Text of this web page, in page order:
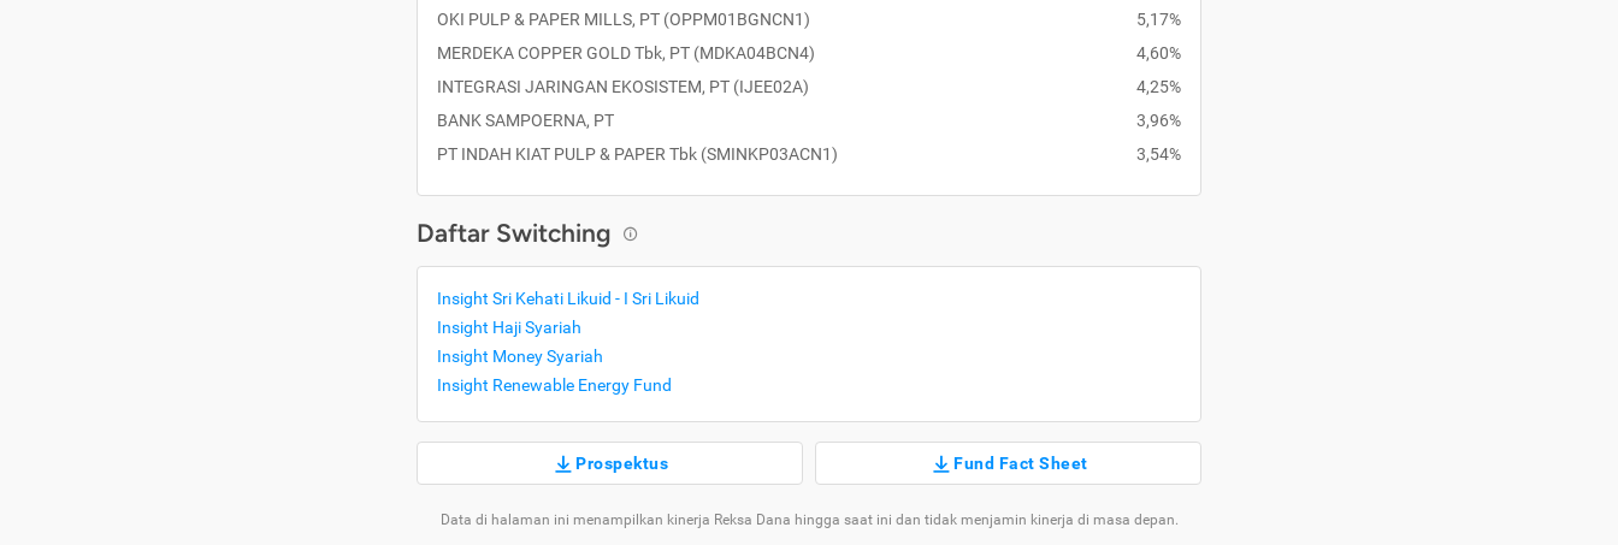
OKI PULP & PAPER MILLS, PT (OPPM01BGNCN1)
5,17%
MERDEKA COPPER GOLD Tbk, PT (MDKA04BCN4)
4,60%
INTEGRASI JARINGAN EKOSISTEM, PT (IJEE02A)
4,25%
BANK SAMPOERNA, PT
3,96%
PT INDAH KIAT PULP & PAPER Tbk (SMINKP03ACN1)
3,54%
Daftar Switching
Insight Sri Kehati Likuid - I Sri Likuid
Insight Haji Syariah
Insight Money Syariah
Insight Renewable Energy Fund
Prospektus Fund Fact Sheet
Data di halaman ini menampilkan kinerja Reksa Dana hingga saat ini dan tidak menjamin kinerja di masa depan.